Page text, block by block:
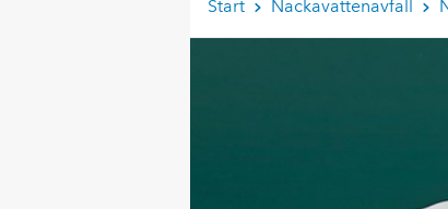
Start Nackavattenavfall